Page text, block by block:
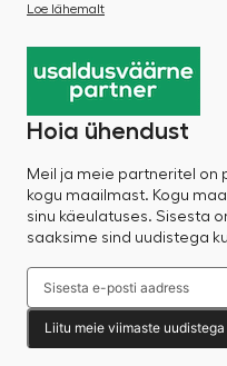
Loe lähemalt
Hoia ühendust
Meil ja meie partneritel on
kogu maailmast. Kogu
sinu käeulatuses. Sisesta
saaksime sind uudistega
Liitu meie viimaste uudistega